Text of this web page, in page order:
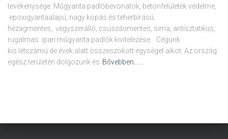
tevékenysége: Műgyanta padlóbevonatok, betonfelületek védelme,
epoxigyantaalapú, nagy kopás és teherbírású,
hézagmentes, vegyszerálló, csúszásmentes, sima, antisztatikus,
rugalmas ipari műgyanta padlók kivitelezése. Cégünk
kis létszámú de évek alatt összeszokott egységet alkot. Az ország
egész területén dolgozunk és Bővebben……